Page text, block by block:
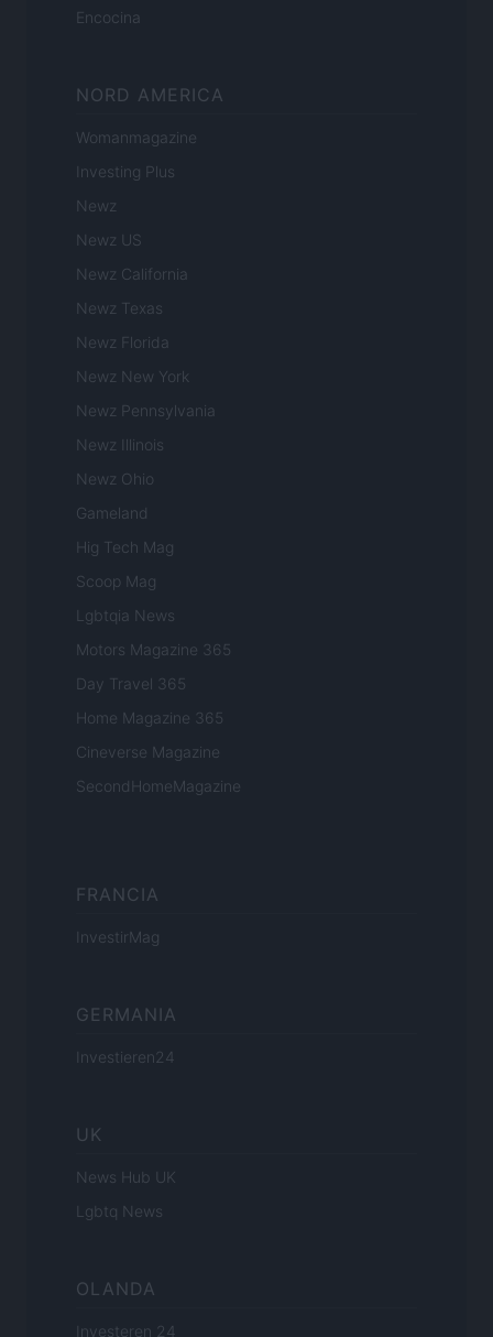
Encocina
NORD AMERICA
Womanmagazine
Investing Plus
Newz
Newz US
Newz California
Newz Texas
Newz Florida
Newz New York
Newz Pennsylvania
Newz Illinois
Newz Ohio
Gameland
Hig Tech Mag
Scoop Mag
Lgbtqia News
Motors Magazine 365
Day Travel 365
Home Magazine 365
Cineverse Magazine
SecondHomeMagazine
FRANCIA
InvestirMag
GERMANIA
Investieren24
UK
News Hub UK
Lgbtq News
OLANDA
Investeren 24